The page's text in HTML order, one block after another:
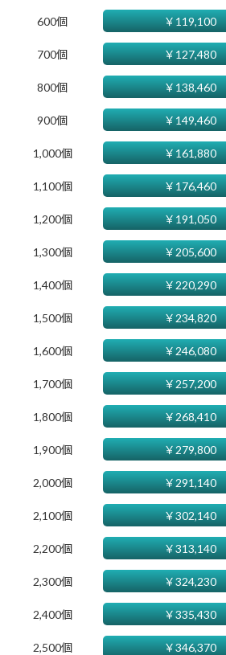
600個 ￥119,100
700個 ￥127,480
800個 ￥138,460
900個 ￥149,460
1,000個 ￥161,880
1,100個 ￥176,460
1,200個 ￥191,050
1,300個 ￥205,600
1,400個 ￥220,290
1,500個 ￥234,820
1,600個 ￥246,080
1,700個 ￥257,200
1,800個 ￥268,410
1,900個 ￥279,800
2,000個 ￥291,140
2,100個 ￥302,140
2,200個 ￥313,140
2,300個 ￥324,230
2,400個 ￥335,430
2,500個 ￥346,370